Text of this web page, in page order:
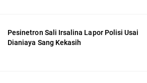
Pesinetron Sali Irsalina Lapor Polisi Usai
Dianiaya Sang Kekasih